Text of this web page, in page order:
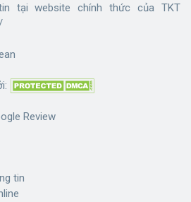
tại website chính thức của TKT
Review
tin